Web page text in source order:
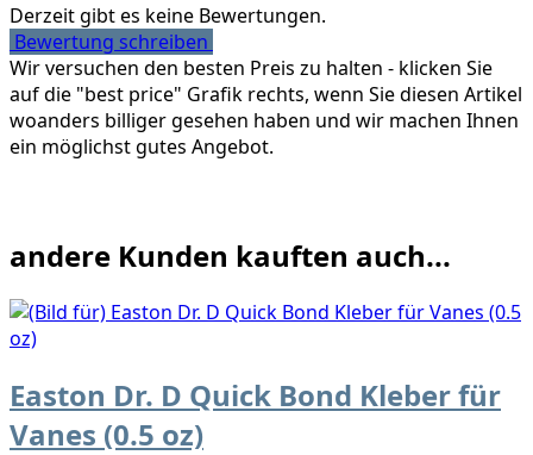
Derzeit gibt es keine Bewertungen.
Bewertung schreiben
Wir versuchen den besten Preis zu halten - klicken Sie
auf die "best price" Grafik rechts, wenn Sie diesen Artikel
woanders billiger gesehen haben und wir machen Ihnen
ein möglichst gutes Angebot.
andere Kunden kauften auch...
Easton Dr. D Quick Bond Kleber für
Vanes (0.5 oz)